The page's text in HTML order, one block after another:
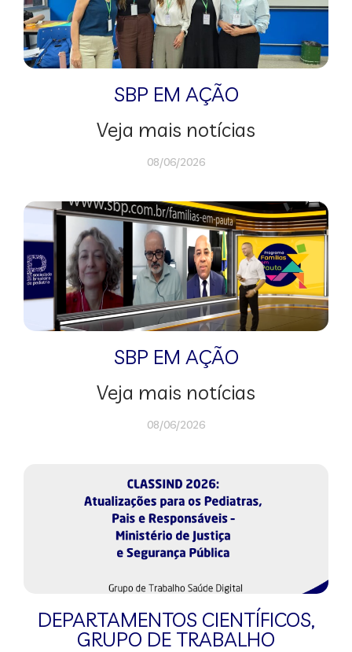
SBP EM AÇÃO
Veja mais notícias
08/06/2026
SBP EM AÇÃO
Veja mais notícias
08/06/2026
DEPARTAMENTOS CIENTÍFICOS,
GRUPO DE TRABALHO